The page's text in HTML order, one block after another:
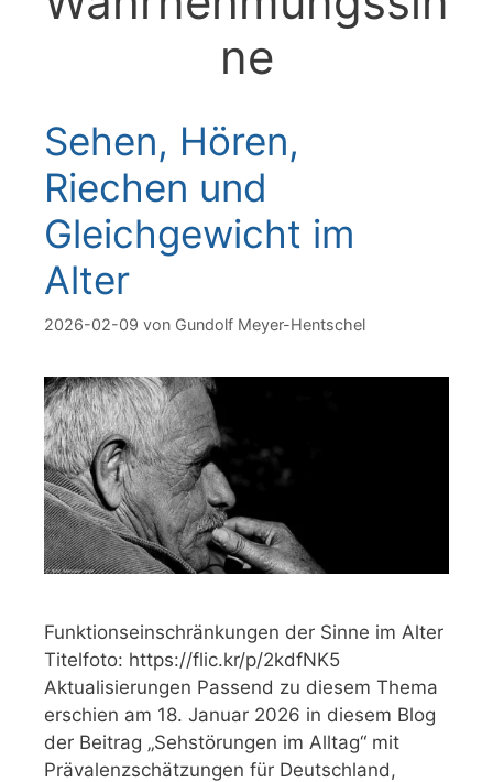
ne
Sehen, Hören,
Riechen und
Gleichgewicht im
Alter
2026-02-09 von Gundolf Meyer-Hentschel
Funktionseinschränkungen der Sinne im Alter
Titelfoto: https://flic.kr/p/2kdfNK5
Aktualisierungen Passend zu diesem Thema
erschien am 18. Januar 2026 in diesem Blog
der Beitrag „Sehstörungen im Alltag“ mit
Prävalenzschätzungen für Deutschland,